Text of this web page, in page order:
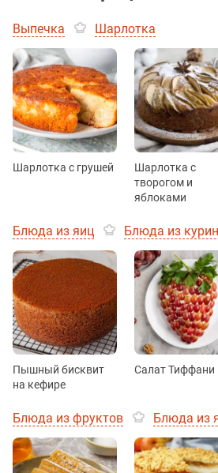
Выпечка Шарлотка
Шарлотка с грушей
Шарлотка с
творогом и
яблоками
Блюда из яиц Блюда из
Пышный бисквит
на кефире
Салат Тиффани
Блюда из фруктов Блюда из